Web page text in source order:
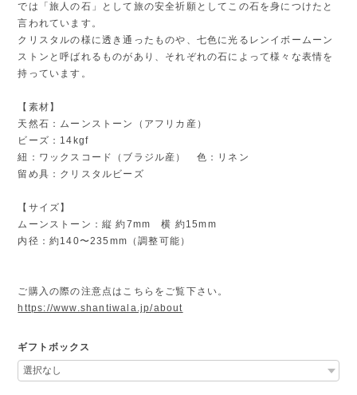
では「旅人の石」として旅の安全祈願としてこの石を身につけたと
言われています。
クリスタルの様に透き通ったものや、七色に光るレンイボームーン
ストンと呼ばれるものがあり、それぞれの石によって様々な表情を
持っています。
【素材】
天然石：ムーンストーン（アフリカ産）
ビーズ：14kgf
紐：ワックスコード（ブラジル産） 色：リネン
留め具：クリスタルビーズ
【サイズ】
ムーンストーン：縦 約7mm 横 約15mm
内径：約140〜235mm（調整可能）
ご購入の際の注意点はこちらをご覧下さい。
https://www.shantiwala.jp/about
ギフトボックス